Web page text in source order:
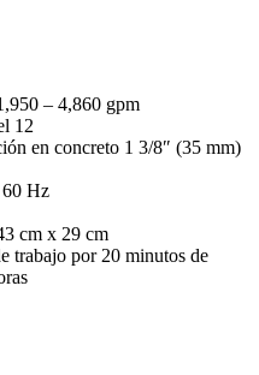
– 4,860 gpm
12
en concreto 1 3/8″ (35 mm)
Hz
cm x 29 cm
trabajo por 20 minutos de